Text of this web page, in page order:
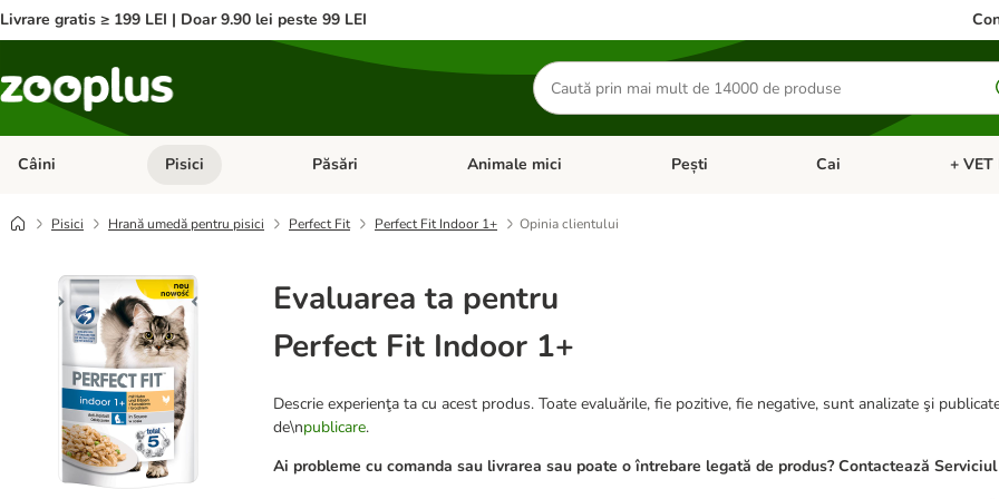
Livrare gratis ≥ 199 LEI | Doar 9.90 lei peste 99 LEI
Căutare
produse
Câini Deschideți meniul cu categorii: Câini
Pisici Deschideți meniul cu categorii: Pisici
Păsări Deschideți meniul cu categorii: Păsări
Animale mici Deschideți meniul cu categorii: Animale mici
Pești Deschideți meniul cu
Cai +
Pisici Hrană umedă pentru pisici Perfect Fit Perfect Fit Indoor 1+ Opinia clientului
Evaluarea ta pentru
Perfect Fit Indoor 1+
Descrie experienţa ta cu acest produs. Toate evaluările, fie pozitive, fie negative, sunt analizate şi
de\npublicare.
Ai probleme cu comanda sau livrarea sau poate o întrebare legată de produs? Contactează